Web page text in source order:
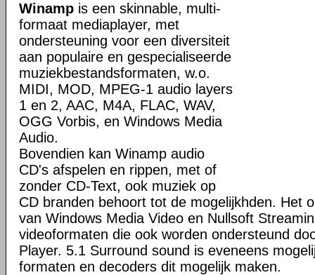
Winamp is een skinnable, multi-
formaat mediaplayer, met
ondersteuning voor een diversiteit
aan populaire en gespecialiseerde
muziekbestandsformaten, w.o.
MIDI, MOD, MPEG-1 audio layers
1 en 2, AAC, M4A, FLAC, WAV,
OGG Vorbis, en Windows Media
Audio.
Bovendien kan Winamp audio
CD's afspelen en rippen, met of
zonder CD-Text, ook muziek op
CD branden behoort tot de mogelijkhden. Het
van Windows Media Video en Nullsoft
videoformaten die ook worden ondersteund
Player. 5.1 Surround sound is eveneens
formaten en decoders dit mogelijk maken.